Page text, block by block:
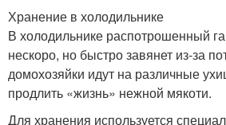
Хранение в холодильнике
В холодильнике распотрошенный
нескоро, но быстро завянет из-за
домохозяйки идут на различные
продлить «жизнь» нежной мякоти.
Для хранения используется